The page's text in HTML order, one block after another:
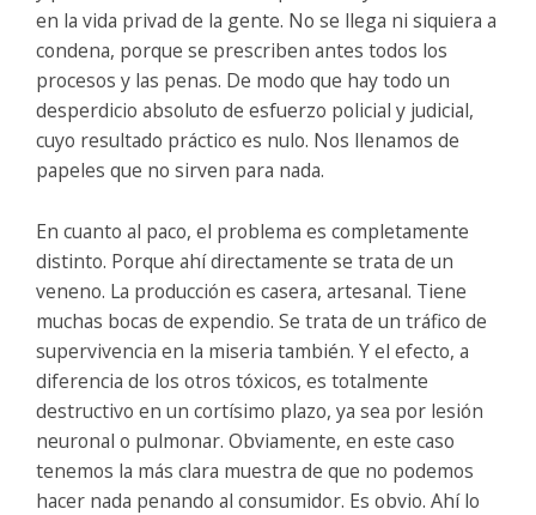
en la vida privad de la gente. No se llega ni siquiera a
condena, porque se prescriben antes todos los
procesos y las penas. De modo que hay todo un
desperdicio absoluto de esfuerzo policial y judicial,
cuyo resultado práctico es nulo. Nos llenamos de
papeles que no sirven para nada.
En cuanto al paco, el problema es completamente
distinto. Porque ahí directamente se trata de un
veneno. La producción es casera, artesanal. Tiene
muchas bocas de expendio. Se trata de un tráfico de
supervivencia en la miseria también. Y el efecto, a
diferencia de los otros tóxicos, es totalmente
destructivo en un cortísimo plazo, ya sea por lesión
neuronal o pulmonar. Obviamente, en este caso
tenemos la más clara muestra de que no podemos
hacer nada penando al consumidor. Es obvio. Ahí lo